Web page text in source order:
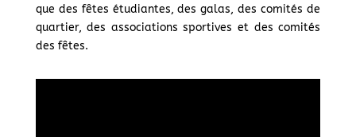
que des fêtes étudiantes, des galas, des comités de
quartier, des associations sportives et des comités
des fêtes.